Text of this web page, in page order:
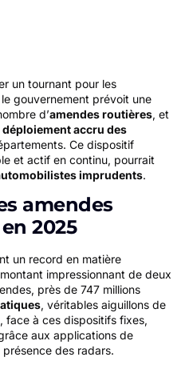
un tournant pour les
gouvernement prévoit une
d’amendes routières, et
déploiement accru des
Ce dispositif
et actif en continu, pourrait
imprudents.
amendes
2025
un record en matière
impressionnant de deux
près de 747 millions
, véritables aiguillons de
face à ces dispositifs fixes,
aux applications de
des radars.